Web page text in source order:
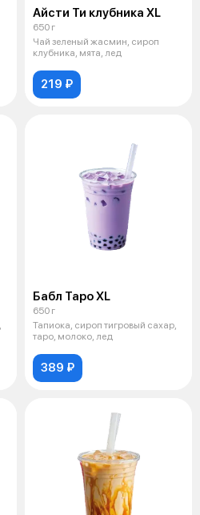
Айсти Ти клубника XL
650 г
Чай зеленый жасмин, сироп
клубника, мята, лед
219 ₽
Бабл Таро XL
650 г
Тапиока, сироп тигровый сахар,
таро, молоко, лед
389 ₽